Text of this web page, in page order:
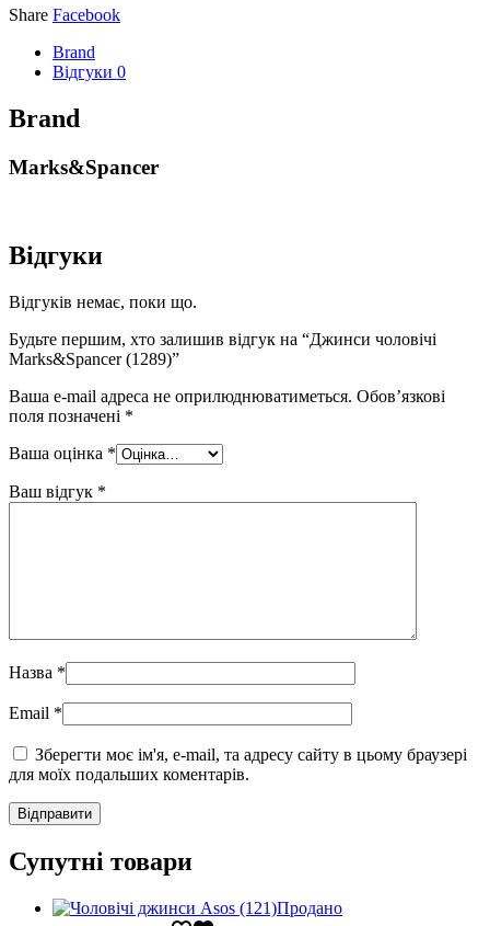
Share Facebook
Brand
Відгуки 0
Brand
Marks&Spancer
Відгуки
Відгуків немає, поки що.
Будьте першим, хто залишив відгук на “Джинси чоловічі
Marks&Spancer (1289)”
Ваша e-mail адреса не оприлюднюватиметься. Обов’язкові
поля позначені *
Ваша оцінка *
Ваш відгук *
Назва *
Email *
Зберегти моє ім'я, e-mail, та адресу сайту в цьому браузері
для моїх подальших коментарів.
Супутні товари
Продано